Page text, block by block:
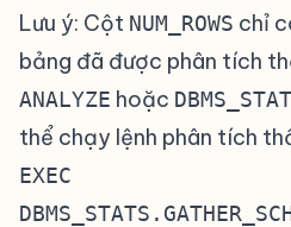
Lưu ý: Cột NUM_ROWS chỉ
bảng đã được phân tích
ANALYZE hoặc
thể chạy lệnh phân tích
EXEC